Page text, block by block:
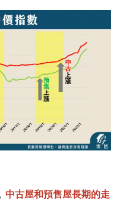
中古屋和預售屋長期的走